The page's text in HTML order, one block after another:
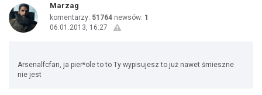
Marzag
komentarzy: 51764 newsów: 1
06.01.2013, 16:27
Arsenalfcfan, ja pier*ole to to Ty wypisujesz to już nawet śmieszne
nie jest